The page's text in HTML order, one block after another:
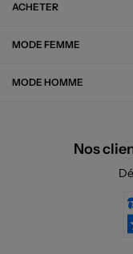
ACHETER
MODE FEMME
MODE HOMME
Nos